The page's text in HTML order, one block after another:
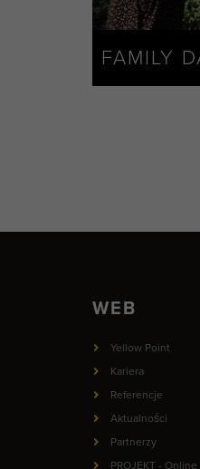
FAMILY
WEB
Yellow Point
Kariera
Referencje
Aktualności
Partnerzy
PROJEKT -